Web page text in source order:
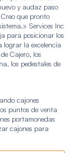
y audaz paso
que pronto
Services Inc
para posicionar los
lograr la excelencia
Cajero, los
los pedestales de
cajones
puntos de venta
portamonedas
cajones para